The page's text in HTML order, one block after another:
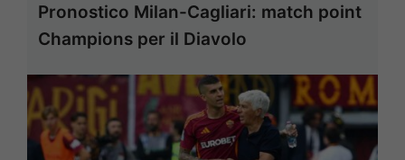
Pronostico Milan-Cagliari: match point
Champions per il Diavolo